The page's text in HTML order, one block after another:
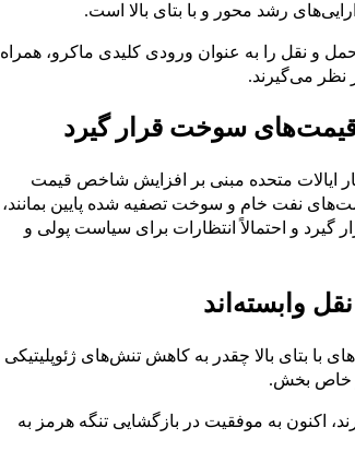
و نقل را به عنوان ورودی کلیدی ماکرو، همراه
نظر می‌گیرند.
سوخت قرار گیرد
ایالات متحده مبنی بر افزایش شاخص قیمت
رخ داد. اگر قیمت‌های نفت خام و سوخت تصفیه شده پایین بمانند،
و احتمالاً انتظارات برای سیاست پولی و
وابسته‌اند
با بتای بالا چقدر به کاهش تنش‌های ژئوپلیتیکی
خاص بخش.
اکنون به موفقیت در بازگشایی تنگه هرمز به